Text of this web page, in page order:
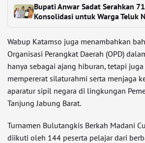
Bupati Anwar Sadat Serahkan
Konsolidasi untuk Warga Teluk
Wabup Katamso juga menambahkan
Organisasi Perangkat Daerah (OPD)
hanya sebagai ajang hiburan, tetapi
mempererat silaturahmi serta menjaga
aparatur sipil negara di lingkungan
Tanjung Jabung Barat.
Turnamen Bulutangkis Berkah Madani
diikuti oleh 144 peserta pelajar dari